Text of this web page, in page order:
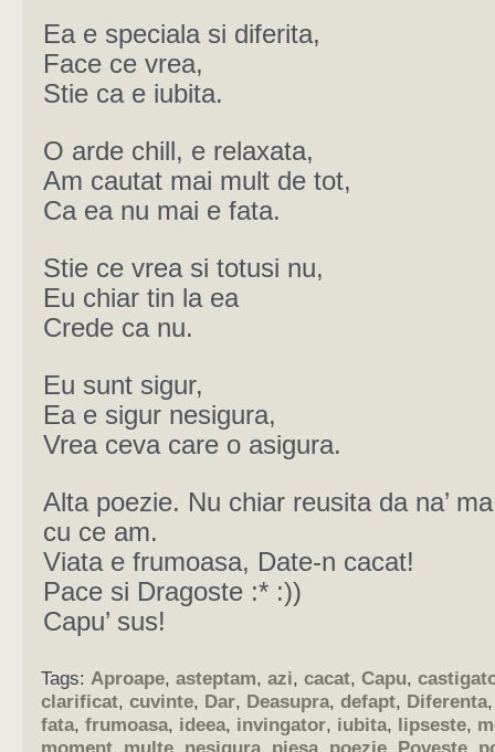
Ea e speciala si diferita,
Face ce vrea,
Stie ca e iubita.
O arde chill, e relaxata,
Am cautat mai mult de tot,
Ca ea nu mai e fata.
Stie ce vrea si totusi nu,
Eu chiar tin la ea
Crede ca nu.
Eu sunt sigur,
Ea e sigur nesigura,
Vrea ceva care o asigura.
Alta poezie. Nu chiar reusita da na’
cu ce am.
Viata e frumoasa, Date-n cacat!
Pace si Dragoste :* :))
Capu’ sus!
Tags: Aproape, asteptam, azi, cacat, Capu,
clarificat, cuvinte, Dar, Deasupra, defapt, Diferenta
fata, frumoasa, ideea, invingator, iubita, lipseste,
moment, multe, nesigura, piesa, poezie, Poveste,